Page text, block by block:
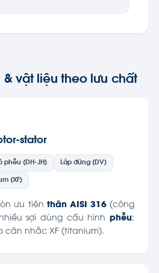
& vật liệu theo lưu chất
stator
phễu (DH-JH) Lắp đứng (DV)
(XF)
ưu tiên thân AISI 316(công
sợi dùng cấu hình
phễu;
cân nhắc XF (titanium).